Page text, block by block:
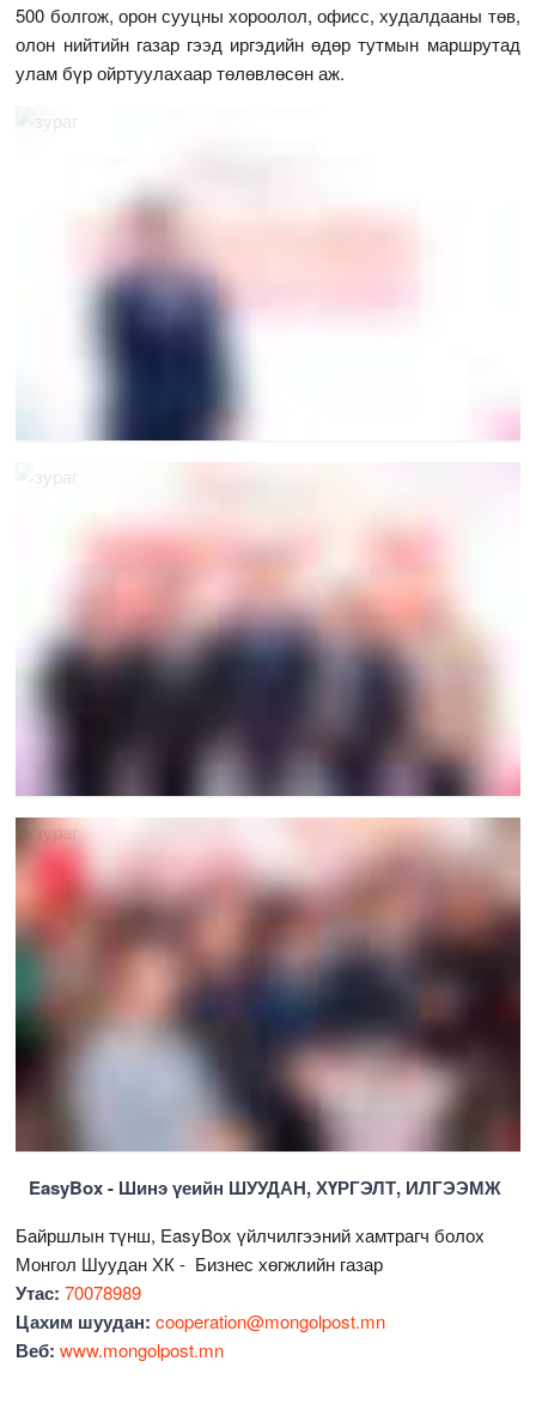
500 болгож, орон сууцны хороолол, офисс, худалдааны төв,
олон нийтийн газар гээд иргэдийн өдөр тутмын маршрутад
улам бүр ойртуулахаар төлөвлөсөн аж.
EasyBox - Шинэ үеийн ШУУДАН, ХҮРГЭЛТ, ИЛГЭЭМЖ
Байршлын түнш, EasyBox үйлчилгээний хамтрагч болох
Монгол Шуудан ХК - Бизнес хөгжлийн газар
Утас:70078989
Цахим шуудан:cooperation@mongolpost.mn
Веб:www.mongolpost.mn